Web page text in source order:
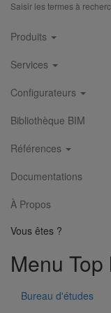
Saisir les termes à
Main
navigation
Produits
Services
Configurateurs
Bibliothèque BIM
Références
Documentations
À Propos
Vous êtes ?
Menu Top
Bureau d'études
Esse à emboitement
En savoir plus
mm
Esse à emboitement